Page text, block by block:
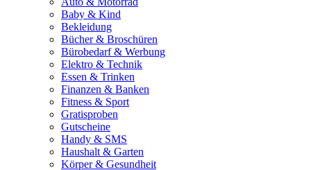
Baby & Kind
Bekleidung
Bücher & Broschüren
Bürobedarf & Werbung
Elektro & Technik
Essen & Trinken
Finanzen & Banken
Fitness & Sport
Gratisproben
Gutscheine
Handy & SMS
Haushalt & Garten
Körper & Gesundheit